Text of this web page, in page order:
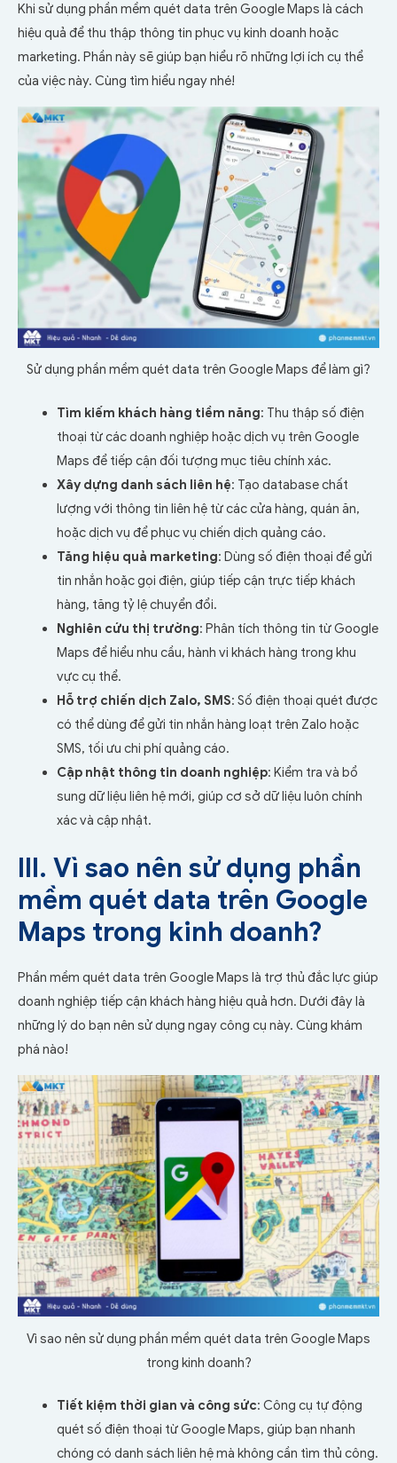
Khi sử dụng phần mềm quét data trên Google Maps là cách
hiệu quả để thu thập thông tin phục vụ kinh doanh hoặc
marketing. Phần này sẽ giúp bạn hiểu rõ những lợi ích cụ thể
của việc này. Cùng tìm hiểu ngay nhé!
Sử dụng phần mềm quét data trên Google Maps để làm gì?
Tìm kiếm khách hàng tiềm năng: Thu thập số điện
thoại từ các doanh nghiệp hoặc dịch vụ trên Google
Maps để tiếp cận đối tượng mục tiêu chính xác.
Xây dựng danh sách liên hệ: Tạo database chất
lượng với thông tin liên hệ từ các cửa hàng, quán ăn,
hoặc dịch vụ để phục vụ chiến dịch quảng cáo.
Tăng hiệu quả marketing: Dùng số điện thoại để gửi
tin nhắn hoặc gọi điện, giúp tiếp cận trực tiếp khách
hàng, tăng tỷ lệ chuyển đổi.
Nghiên cứu thị trường: Phân tích thông tin từ Google
Maps để hiểu nhu cầu, hành vi khách hàng trong khu
vực cụ thể.
Hỗ trợ chiến dịch Zalo, SMS: Số điện thoại quét được
có thể dùng để gửi tin nhắn hàng loạt trên Zalo hoặc
SMS, tối ưu chi phí quảng cáo.
Cập nhật thông tin doanh nghiệp: Kiểm tra và bổ
sung dữ liệu liên hệ mới, giúp cơ sở dữ liệu luôn chính
xác và cập nhật.
III. Vì sao nên sử dụng phần
mềm quét data trên Google
Maps trong kinh doanh?
Phần mềm quét data trên Google Maps là trợ thủ đắc lực giúp
doanh nghiệp tiếp cận khách hàng hiệu quả hơn. Dưới đây là
những lý do bạn nên sử dụng ngay công cụ này. Cùng khám
phá nào!
Vì sao nên sử dụng phần mềm quét data trên Google Maps
trong kinh doanh?
Tiết kiệm thời gian và công sức: Công cụ tự động
quét số điện thoại từ Google Maps, giúp bạn nhanh
chóng có danh sách liên hệ mà không cần tìm thủ công.